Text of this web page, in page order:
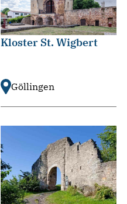
Kloster St. Wigbert
Göllingen